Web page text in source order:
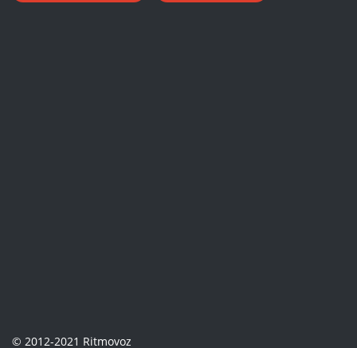
© 2012-2021 Ritmovoz